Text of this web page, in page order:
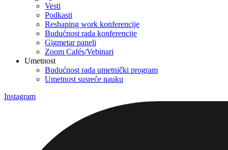
Vesti
Podkasti
Reshaping work konferencije
Budućnost rada konferencije
Gigmetar paneli
Zoom Cafés/Vebinari
Umetnost
Budućnost rada umetnički program
Umetnost susreće nauku
Instagram